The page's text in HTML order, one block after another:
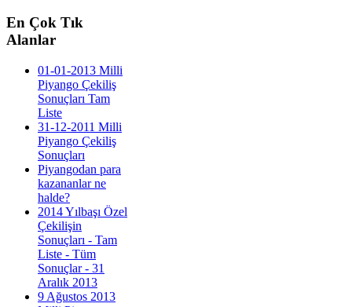
En Çok Tık
Alanlar
01-01-2013 Milli
Piyango Çekiliş
Sonuçları Tam
Liste
31-12-2011 Milli
Piyango Çekiliş
Sonuçları
Piyangodan para
kazananlar ne
halde?
2014 Yılbaşı Özel
Çekilişin
Sonuçları - Tam
Liste - Tüm
Sonuçlar - 31
Aralık 2013
9 Ağustos 2013